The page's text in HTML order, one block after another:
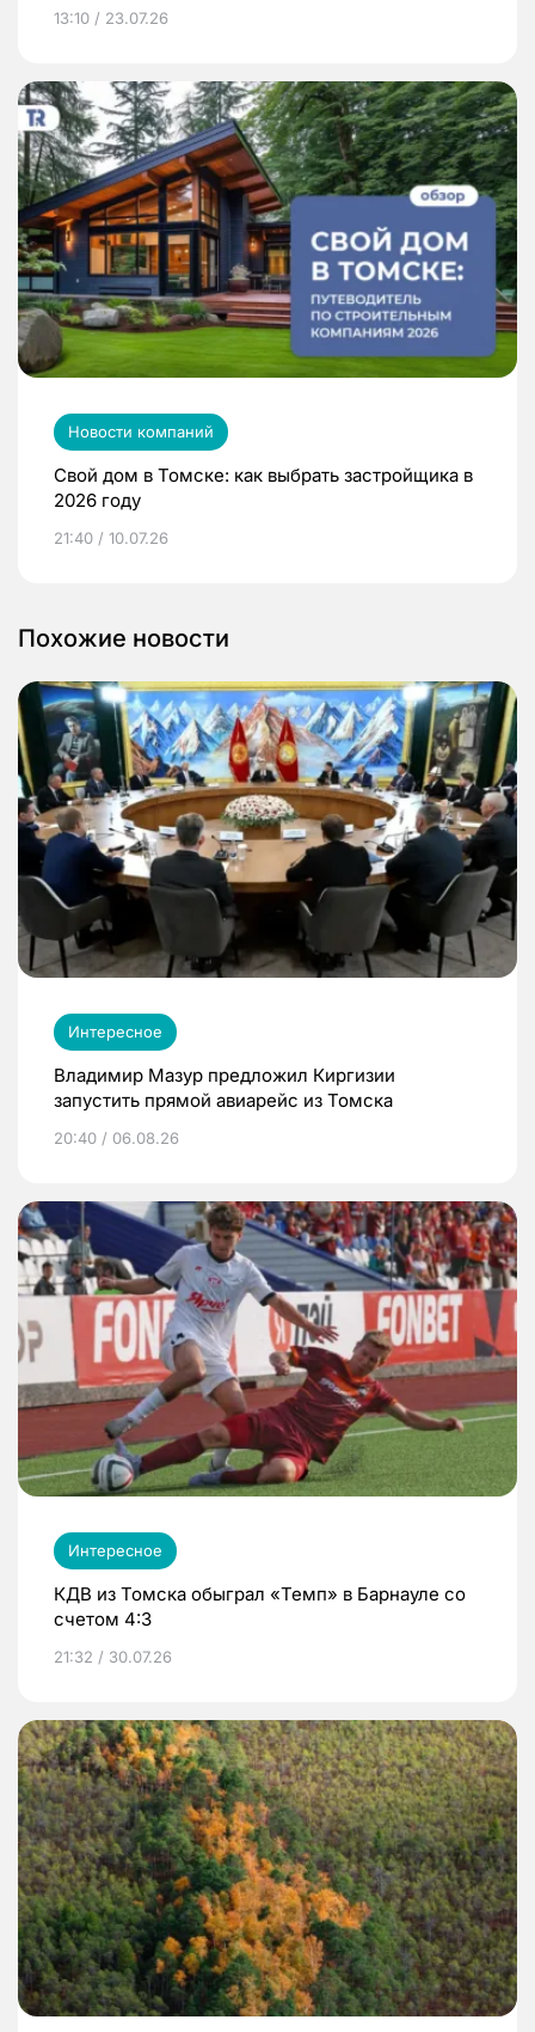
13:10 / 23.07.26
Новости компаний
Свой дом в Томске: как выбрать застройщика в
2026 году
21:40 / 10.07.26
Похожие новости
Интересное
Владимир Мазур предложил Киргизии
запустить прямой авиарейс из Томска
20:40 / 06.08.26
Интересное
КДВ из Томска обыграл «Темп» в Барнауле со
счетом 4:3
21:32 / 30.07.26